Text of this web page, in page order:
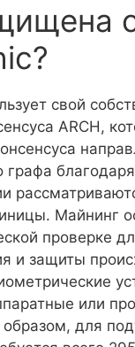
свой
ARCH,
графа
Майнинг
проверке
и защиты
или
для